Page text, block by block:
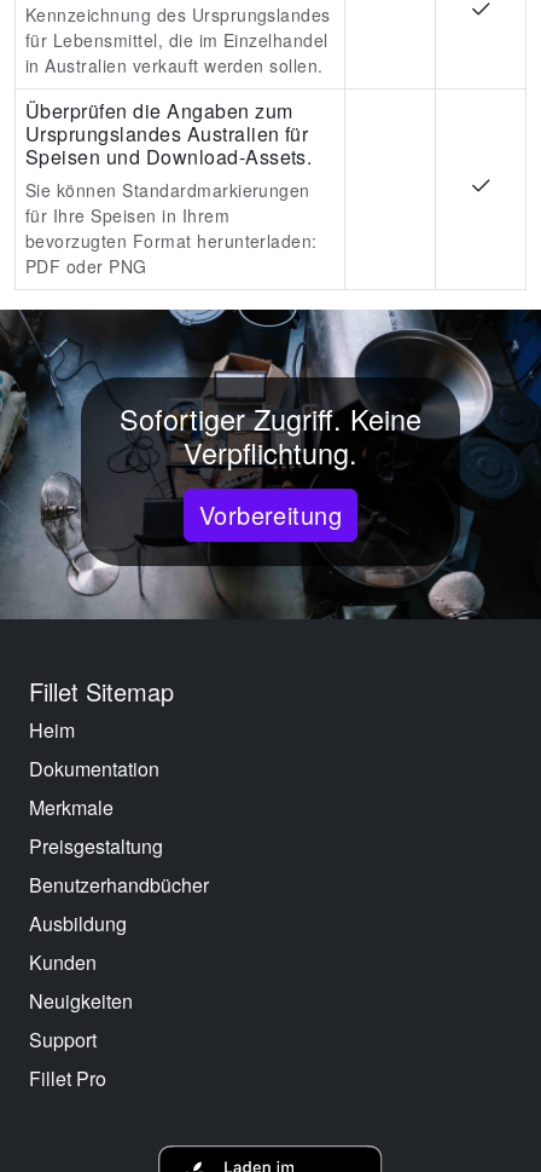
Kennzeichnung des Ursprungslandes
für Lebensmittel, die im Einzelhandel
in Australien verkauft werden sollen.
Überprüfen die Angaben zum
Ursprungslandes Australien für
Speisen und Download-Assets.
Sie können Standardmarkierungen
für Ihre Speisen in Ihrem
bevorzugten Format herunterladen:
PDF oder PNG
Sofortiger Zugriff. Keine
Verpflichtung.
Vorbereitung
Fillet Sitemap
Heim
Dokumentation
Merkmale
Preisgestaltung
Benutzerhandbücher
Ausbildung
Kunden
Neuigkeiten
Support
Fillet Pro